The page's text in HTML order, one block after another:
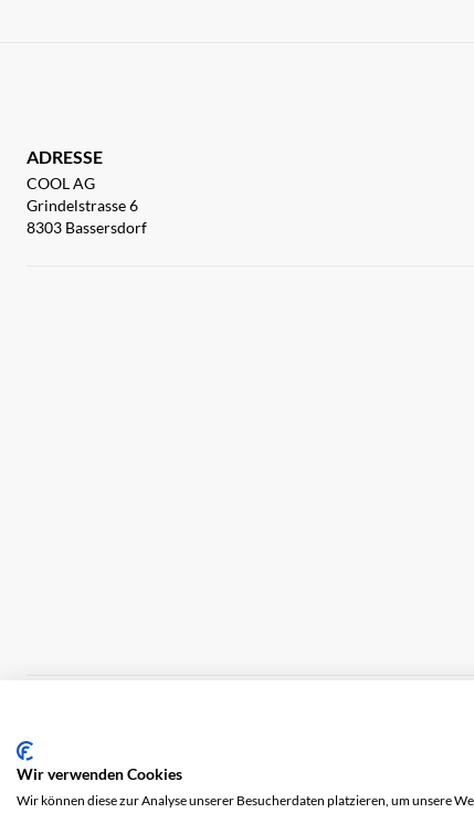
ADRESSE
COOL AG
Grindelstrasse 6
8303 Bassersdorf
Wir verwenden Cookies
Wir können diese zur Analyse unserer Besucherdaten platzieren, um unsere